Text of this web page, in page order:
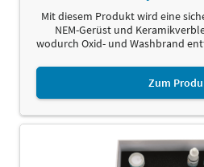
Mit diesem Produkt wird eine
NEM-Gerüst und
wodurch Oxid- und Washbrand
Zum